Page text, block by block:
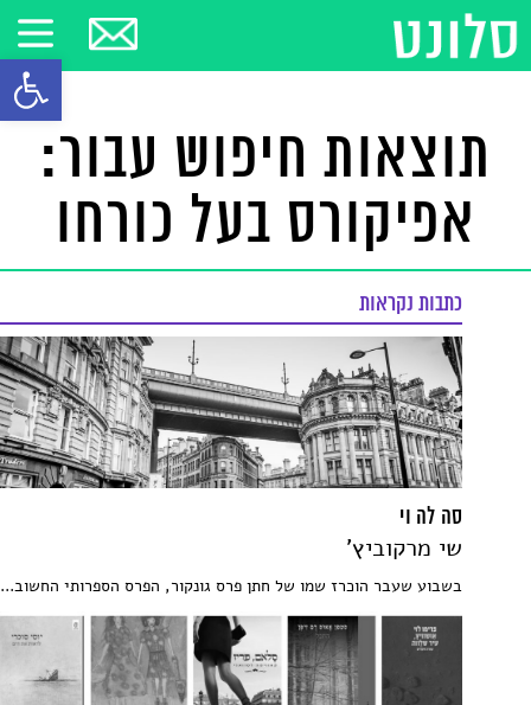
פתח
תוצאות חיפוש עבור:
אפיקורס בעל כורחו
כתבות נקראות
סה לה וי
שי מרקוביץ'
בשבוע שעבר הוכרז שמו של חתן פרס גונקור, הפרס הספרותי החשוב...